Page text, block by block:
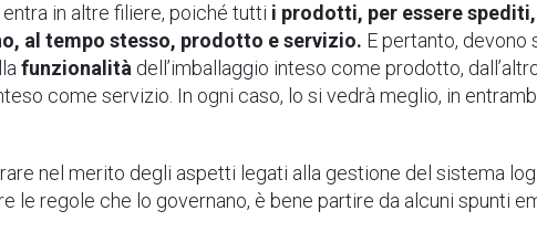
in altre filiere, poiché tutti i prodotti, per essere
al tempo stesso, prodotto e servizio. E pertanto, devono
funzionalità dell’imballaggio inteso come prodotto,
come servizio. In ogni caso, lo si vedrà meglio, in
nel merito degli aspetti legati alla gestione del sistema
le regole che lo governano, è bene partire da alcuni spunti